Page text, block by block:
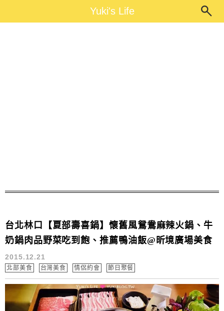
Yuki's LifeYuki's Life
台北林口【夏部壽喜鍋】懷舊風鴛鴦麻辣火鍋、牛
奶鍋肉品野菜吃到飽、推薦鴨油飯@昕境廣場美食
2015.12.21
北部美食 台灣美食 情侶約會 節日聚餐